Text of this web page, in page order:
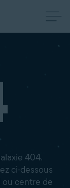
404.
ci-dessous
ou centre de